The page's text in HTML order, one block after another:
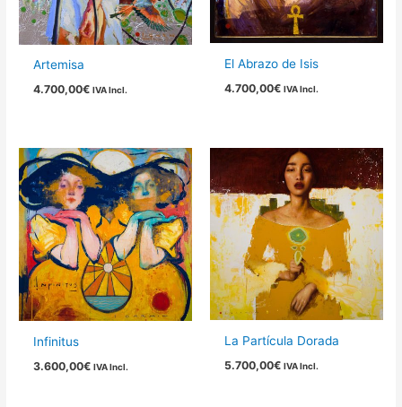
Artemisa
4.700,00€ IVA Incl.
El Abrazo de Isis
4.700,00€ IVA Incl.
Infinitus
3.600,00€ IVA Incl.
La Partícula Dorada
5.700,00€ IVA Incl.